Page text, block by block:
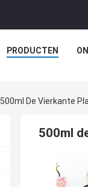
PRODUCTEN
500ml De Vierkante
500ml